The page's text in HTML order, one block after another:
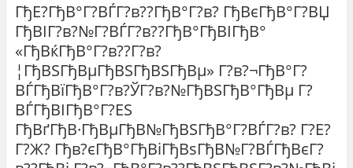
ГђЕ?ГђВ°Г?ВЃГ?в??ГђВ°Г?в? ГђВєГђВ°Г?ВЏ
ГђВІГ?в?№Г?ВЃГ?в??ГђВ°ГђВІГђВ°
«ГђВќГђВ°Г?в??Г?в?
¦ГђВЅГђВµГђВЅГђВЅГђВµ» Г?в?¬ГђВ°Г?
ВЃГђВїГђВ°Г?в?ЎГ?в?№ГђВЅГђВ°ГђВµ Г?
ВЃГђВІГђВ°Г?ЕЅ
ГђВґГђВ·ГђВµГђВ№ГђВЅГђВ°Г?ВЃГ?в? Г?Е?
Г?Ж? Гђв?єГђВ°ГђВіГђВѕГђВ№Г?ВЃГђВєГ?